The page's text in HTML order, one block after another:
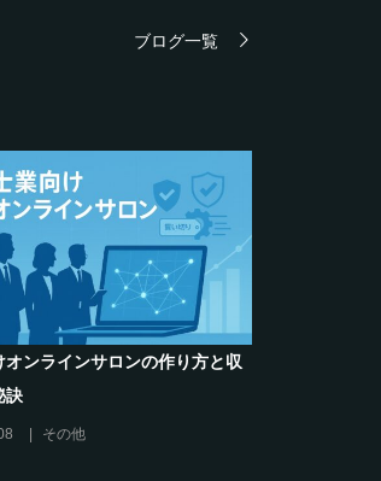
ブログ一覧
クリエイター系オンラインサロンの話題
2024.06.25